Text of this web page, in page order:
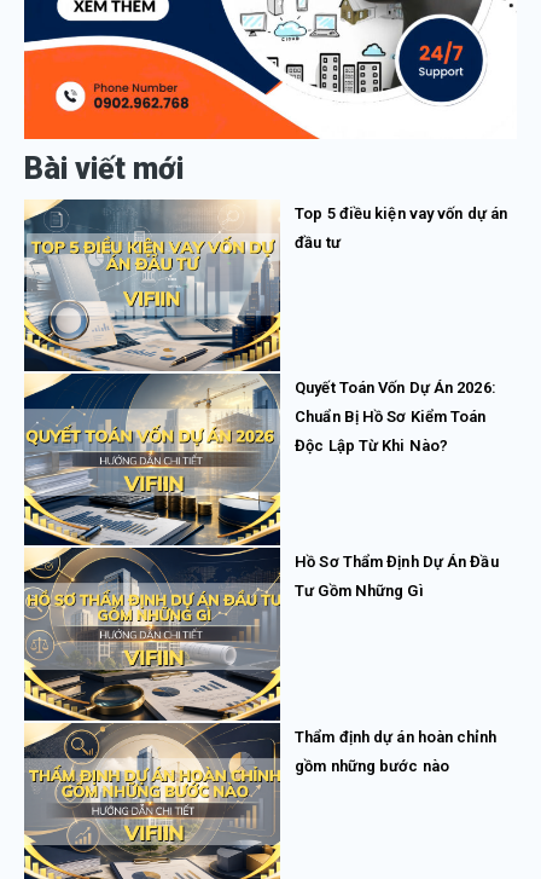
Bài viết mới
Top 5 điều kiện vay vốn dự án
đầu tư
Quyết Toán Vốn Dự Án 2026:
Chuẩn Bị Hồ Sơ Kiểm Toán
Độc Lập Từ Khi Nào?
Hồ Sơ Thẩm Định Dự Án Đầu
Tư Gồm Những Gì
Thẩm định dự án hoàn chỉnh
gồm những bước nào